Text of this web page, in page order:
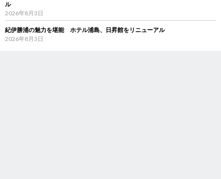
ル
2026年8月3日
紀伊勝浦の魅力を堪能 ホテル浦島、日昇館をリニューアル
2026年8月3日